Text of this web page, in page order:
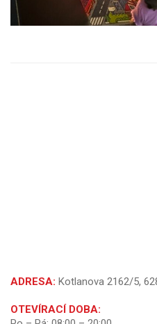
ADRESA: Kotlanova 2162/5,
OTEVÍRACÍ DOBA: